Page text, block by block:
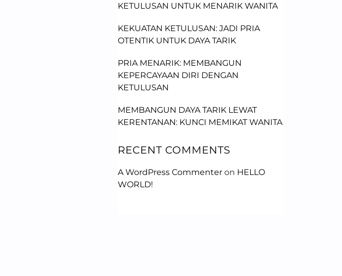
KETULUSAN UNTUK MENARIK WANITA
KEKUATAN KETULUSAN: JADI PRIA
OTENTIK UNTUK DAYA TARIK
PRIA MENARIK: MEMBANGUN
KEPERCAYAAN DIRI DENGAN
KETULUSAN
MEMBANGUN DAYA TARIK LEWAT
KERENTANAN: KUNCI MEMIKAT WANITA
RECENT COMMENTS
A WordPress Commenter on HELLO
WORLD!